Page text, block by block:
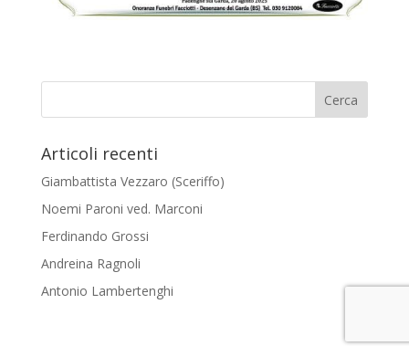
Articoli recenti
Giambattista Vezzaro (Sceriffo)
Noemi Paroni ved. Marconi
Ferdinando Grossi
Andreina Ragnoli
Antonio Lambertenghi